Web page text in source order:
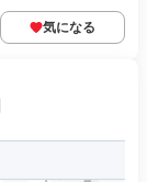
気になる